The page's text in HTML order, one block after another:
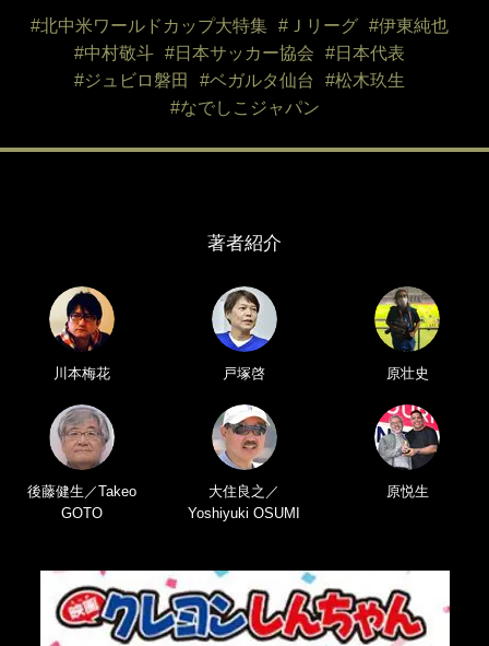
#北中米ワールドカップ大特集 #Ｊリーグ
#伊東純也
#中村敬斗
#日本サッカー協会
#日本代表
#ジュビロ磐田
#ベガルタ仙台
#松木玖生
#なでしこジャパン
著者紹介
川本梅花 戸塚啓 原壮史
後藤健生／Takeo
GOTO
大住良之／
Yoshiyuki OSUMI
原悦生